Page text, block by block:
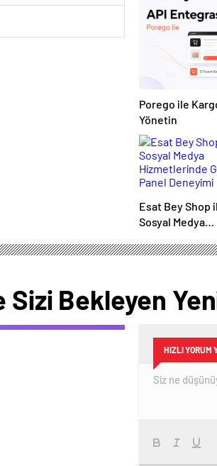
Porego ile
Yönetin
Esat Bey Shop
Sosyal Medya
Güçlü Panel
Bekleyen
HIZLI YORUM